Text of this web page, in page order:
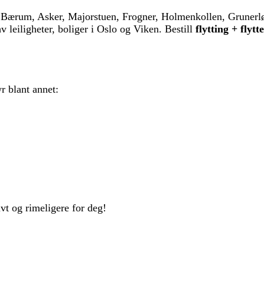
Asker, Majorstuen, Frogner, Holmenkollen,
leiligheter, boliger i Oslo og Viken. Bestill flytting +
blant annet:
og rimeligere for deg!